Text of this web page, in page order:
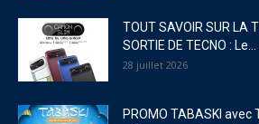
TOUT SAVOIR SUR LA
SORTIE DE TECNO : Le...
28 juillet 2026
PROMO TABASKI avec